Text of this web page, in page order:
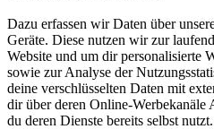
Dazu erfassen wir Daten über
Geräte. Diese nutzen wir zur
Website und um dir personalisierte
sowie zur Analyse der
deine verschlüsselten Daten mit
dir über deren Online-Werbekanäle
du deren Dienste bereits selbst nutzt.